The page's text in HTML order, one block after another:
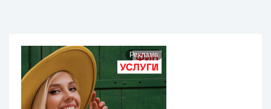
Реклама